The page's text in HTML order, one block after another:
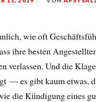
wie oft
ihre besten
verlassen. Und die
— es gibt kaum etwas,
die Kündigung eines